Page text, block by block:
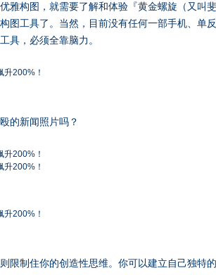
雅构图，就需要了解和体验『黄金螺旋（又叫
图工具了。当然，目前没有任何一部手机、单
具，必须全靠脑力。
的新闻照片吗？
限制住你的创造性思维。你可以建立自己独特